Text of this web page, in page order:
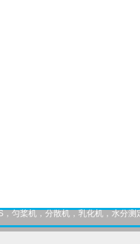
匀桨机，分散机，乳化机，水分